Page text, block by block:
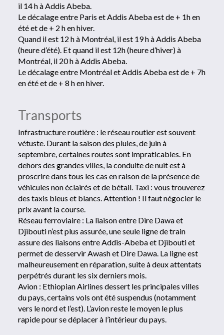
il 14 h à Addis Abeba.
Le décalage entre Paris et Addis Abeba est de + 1h en
été et de + 2 h en hiver.
Quand il est 12 h à Montréal, il est 19 h à Addis Abeba
(heure d’été). Et quand il est 12h (heure d’hiver) à
Montréal, il 20 h à Addis Abeba.
Le décalage entre Montréal et Addis Abeba est de + 7h
en été et de + 8 h en hiver.
Transports
Infrastructure routière : le réseau routier est souvent
vétuste. Durant la saison des pluies, de juin à
septembre, certaines routes sont impraticables. En
dehors des grandes villes, la conduite de nuit est à
proscrire dans tous les cas en raison de la présence de
véhicules non éclairés et de bétail. Taxi : vous trouverez
des taxis bleus et blancs. Attention ! Il faut négocier le
prix avant la course.
Réseau ferroviaire : La liaison entre Dire Dawa et
Djibouti n’est plus assurée, une seule ligne de train
assure des liaisons entre Addis-Abeba et Djibouti et
permet de desservir Awash et Dire Dawa. La ligne est
malheureusement en réparation, suite à deux attentats
perpétrés durant les six derniers mois.
Avion : Ethiopian Airlines dessert les principales villes
du pays, certains vols ont été suspendus (notamment
vers le nord et l’est). L’avion reste le moyen le plus
rapide pour se déplacer à l’intérieur du pays.